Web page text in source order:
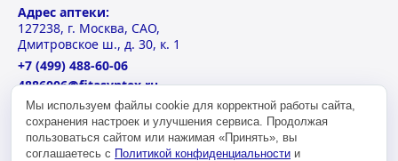
Адрес аптеки:
127238, г. Москва, САО,
Дмитровское ш., д. 30, к. 1
+7 (499) 488-60-06
4886006@fitasyntex.ru
Пн-Пт: 09 – 21
Сб-Вс: 10 – 18
Мы используем файлы cookie для корректной работы сайта,
сохранения настроек и улучшения сервиса. Продолжая
пользоваться сайтом или нажимая «Принять», вы
соглашаетесь с Политикой конфиденциальности и